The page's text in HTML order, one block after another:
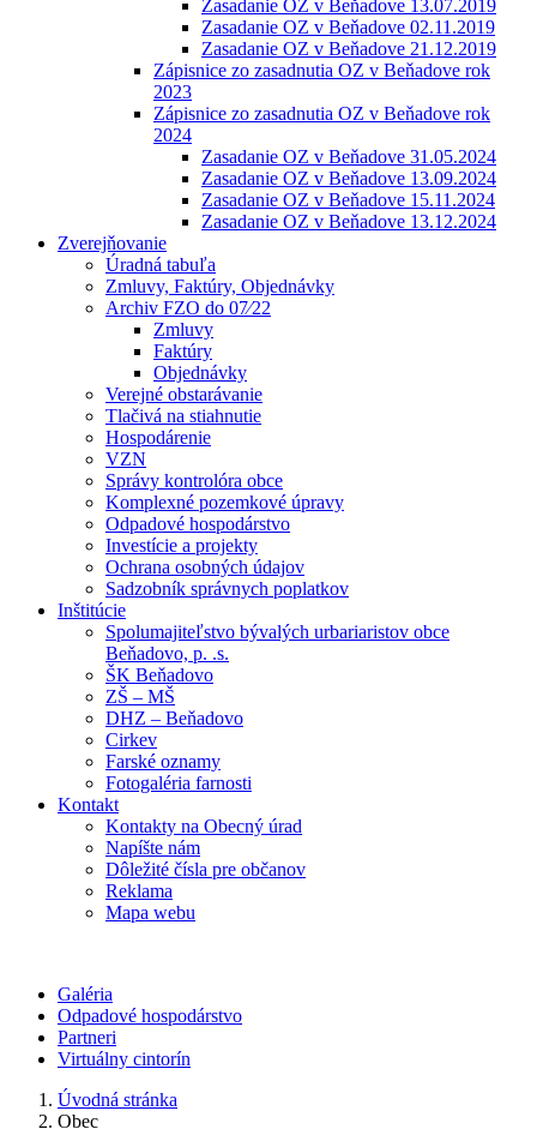
Zasadanie OZ v Beňadove 13.07.2019
Zasadanie OZ v Beňadove 02.11.2019
Zasadanie OZ v Beňadove 21.12.2019
Zápisnice zo zasadnutia OZ v Beňadove rok
2023
Zápisnice zo zasadnutia OZ v Beňadove rok
2024
Zasadanie OZ v Beňadove 31.05.2024
Zasadanie OZ v Beňadove 13.09.2024
Zasadanie OZ v Beňadove 15.11.2024
Zasadanie OZ v Beňadove 13.12.2024
Zverejňovanie
Úradná tabuľa
Zmluvy, Faktúry, Objednávky
Archiv FZO do 07⁄22
Zmluvy
Faktúry
Objednávky
Verejné obstarávanie
Tlačivá na stiahnutie
Hospodárenie
VZN
Správy kontrolóra obce
Komplexné pozemkové úpravy
Odpadové hospodárstvo
Investície a projekty
Ochrana osobných údajov
Sadzobník správnych poplatkov
Inštitúcie
Spolumajiteľstvo bývalých urbariaristov obce
Beňadovo, p. .s.
ŠK Beňadovo
ZŠ – MŠ
DHZ – Beňadovo
Cirkev
Farské oznamy
Fotogaléria farnosti
Kontakt
Kontakty na Obecný úrad
Napíšte nám
Dôležité čísla pre občanov
Reklama
Mapa webu
Galéria
Odpadové hospodárstvo
Partneri
Virtuálny cintorín
Úvodná stránka
Obec